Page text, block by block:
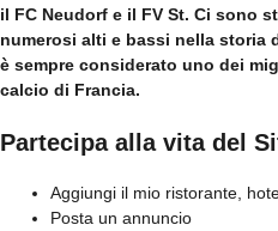
il FC Neudorf e il FV St. Ci sono
numerosi alti e bassi nella storia
è sempre considerato uno dei
calcio di Francia.
Partecipa alla vita del
Aggiungi il mio ristorante,
Posta un annuncio